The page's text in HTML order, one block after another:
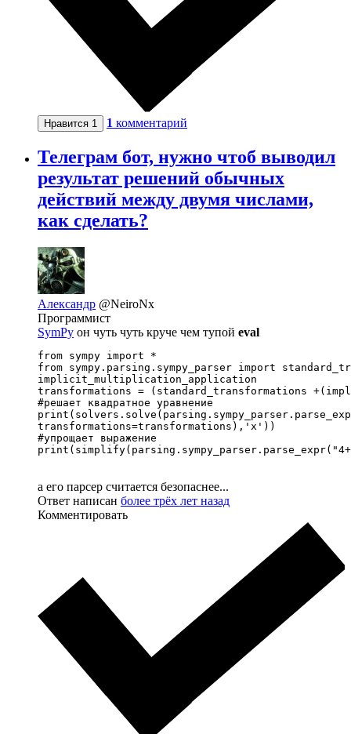
Нравится 1 1 комментарий
Телеграм бот, нужно чтоб выводил
результат решений обычных
действий между двумя числами,
как сделать?
Александр @NeiroNx
Программист
SymPy он чуть чуть круче чем тупой eval
from sympy import *
from sympy.parsing.sympy_parser import
implicit_multiplication_application
transformations = (standard_transformations
#решает квадратное уравнение
transformations=transformations),'x'))
#упрощает выражение
а его парсер считается безопаснее...
Ответ написан более трёх лет назад
Комментировать